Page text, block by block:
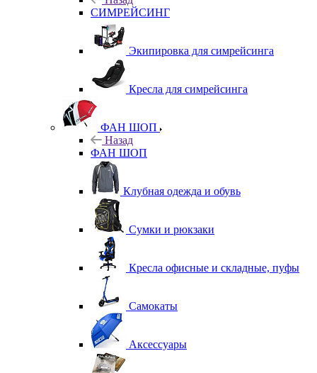
СИМРЕЙСИНГ
Экипировка для симрейсинга
Кресла для симрейсинга
ФАН ШОП
Назад
ФАН ШОП
Клубная одежда и обувь
Сумки и рюкзаки
Кресла офисные и складные, пуфы
Самокаты
Аксессуары